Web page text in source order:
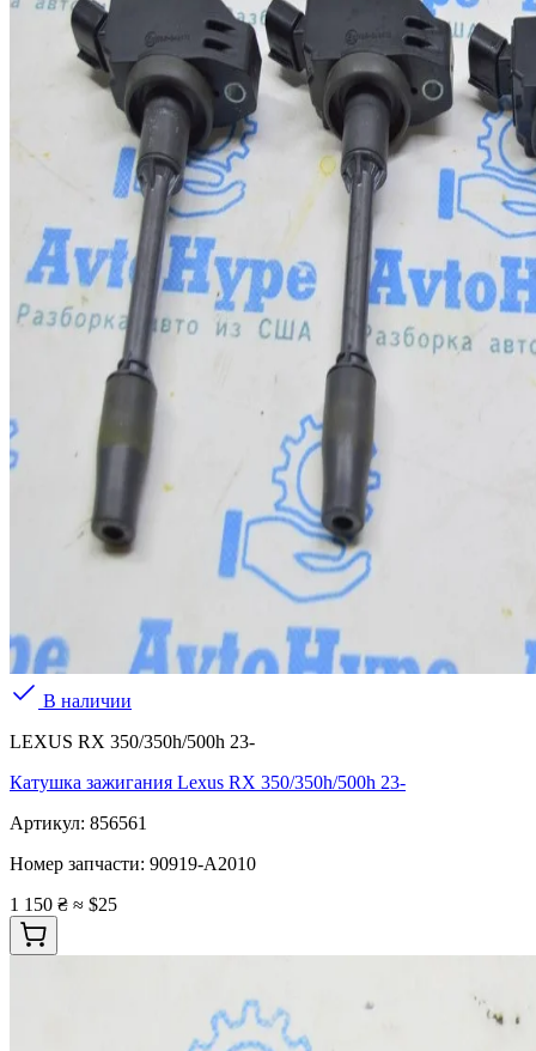
В наличии
LEXUS RX 350/350h/500h 23-
Катушка зажигания Lexus RX 350/350h/500h 23-
Артикул: 856561
Номер запчасти: 90919-A2010
1 150 ₴ ≈ $25